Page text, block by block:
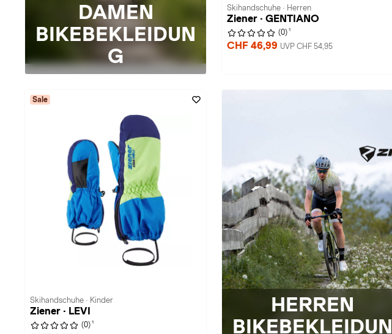
DAMEN
BIKEBEKLEIDUN
G
Skihandschuhe · Herren
Ziener · GENTIANO
(0) 1
CHF 46,99 UVP CHF 54,95
Sale
Skihandschuhe · Kinder
Ziener · LEVI
(0) 1
HERREN
BIKEBEKLEIDUN